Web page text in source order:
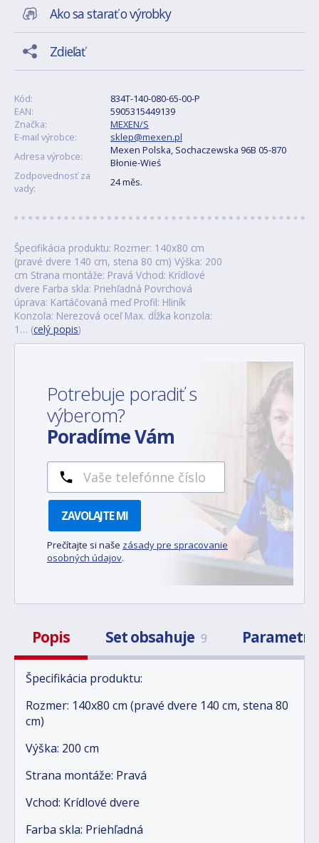
Ako sa starať o výrobky
Zdieľať
Kód:
834T-140-080-65-00-P
EAN:
5905315449139
Značka:
MEXEN/S
E-mail výrobce:
sklep@mexen.pl
Adresa výrobce:
Mexen Polska, Sochaczewska 96B 05-870
Błonie-Wieś
Zodpovednosť za
vady:
24 měs.
Špecifikácia produktu: Rozmer: 140x80 cm
(pravé dvere 140 cm, stena 80 cm) Výška: 200
cm Strana montáže: Pravá Vchod: Krídlové
dvere Farba skla: Priehľadná Povrchová
úprava: Kartáčovaná meď Profil: Hliník
Konzola: Nerezová oceľ Max. dĺžka konzola:
1… (celý popis)
Potrebuje poradiť s
výberom?
Poradíme Vám
ZAVOLAJTE MI
Prečítajte si naše zásady pre spracovanie
osobných údajov.
Popis Set obsahuje 9 Parametre
Špecifikácia produktu:
Rozmer: 140x80 cm (pravé dvere 140 cm, stena 80
cm)
Výška: 200 cm
Strana montáže: Pravá
Vchod: Krídlové dvere
Farba skla: Priehľadná